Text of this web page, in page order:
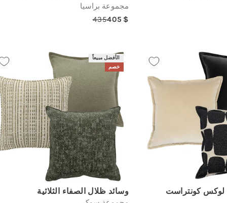
مجموعة براسيا
Regular435
Sale
405
لوكس كونتراست
الأفضل مبيعاً
خصم
وسائد ظلال الصفاء الثلاثية